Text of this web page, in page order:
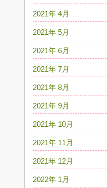
2021年 4月
2021年 5月
2021年 6月
2021年 7月
2021年 8月
2021年 9月
2021年 10月
2021年 11月
2021年 12月
2022年 1月